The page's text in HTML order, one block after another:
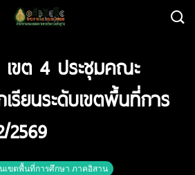
เขต 4 ประชุมคณะ
รียนระดับเขตพื้นที่การ
เขตพื้นที่การศึกษา ภาคอิสาน